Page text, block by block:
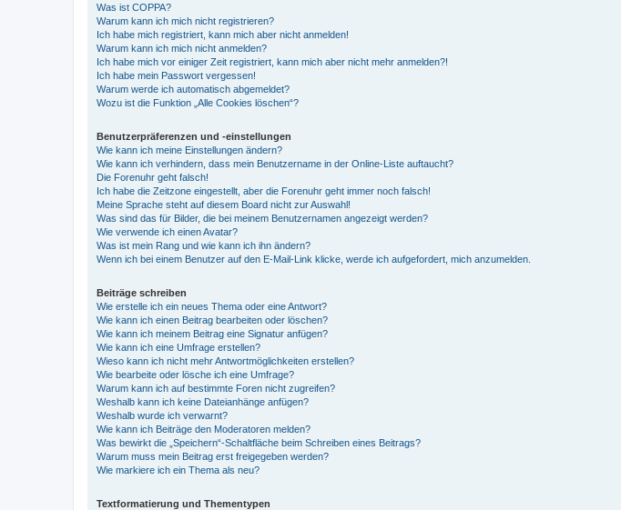
Was ist COPPA?
Warum kann ich mich nicht registrieren?
Ich habe mich registriert, kann mich aber nicht anmelden!
Warum kann ich mich nicht anmelden?
Ich habe mich vor einiger Zeit registriert, kann mich aber nicht mehr anmelden?!
Ich habe mein Passwort vergessen!
Warum werde ich automatisch abgemeldet?
Wozu ist die Funktion „Alle Cookies löschen“?
Benutzerpräferenzen und -einstellungen
Wie kann ich meine Einstellungen ändern?
Wie kann ich verhindern, dass mein Benutzername in der Online-Liste auftaucht?
Die Forenuhr geht falsch!
Ich habe die Zeitzone eingestellt, aber die Forenuhr geht immer noch falsch!
Meine Sprache steht auf diesem Board nicht zur Auswahl!
Was sind das für Bilder, die bei meinem Benutzernamen angezeigt werden?
Wie verwende ich einen Avatar?
Was ist mein Rang und wie kann ich ihn ändern?
Wenn ich bei einem Benutzer auf den E-Mail-Link klicke, werde ich aufgefordert, mich anzumelden.
Beiträge schreiben
Wie erstelle ich ein neues Thema oder eine Antwort?
Wie kann ich einen Beitrag bearbeiten oder löschen?
Wie kann ich meinem Beitrag eine Signatur anfügen?
Wie kann ich eine Umfrage erstellen?
Wieso kann ich nicht mehr Antwortmöglichkeiten erstellen?
Wie bearbeite oder lösche ich eine Umfrage?
Warum kann ich auf bestimmte Foren nicht zugreifen?
Weshalb kann ich keine Dateianhänge anfügen?
Weshalb wurde ich verwarnt?
Wie kann ich Beiträge den Moderatoren melden?
Was bewirkt die „Speichern“-Schaltfläche beim Schreiben eines Beitrags?
Warum muss mein Beitrag erst freigegeben werden?
Wie markiere ich ein Thema als neu?
Textformatierung und Thementypen